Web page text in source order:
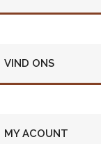
VIND ONS
MY ACOUNT